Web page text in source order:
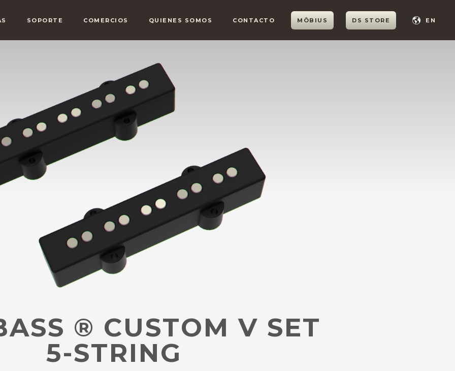
SOPORTE COMERCIOS QUIENES SOMOS CONTACTO MÖBIUS DS STORE EN
® CUSTOM V SET
5-STRING